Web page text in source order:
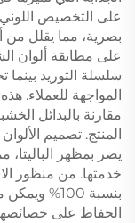
على التخصيص
بصرية، مما يقلل من
على مطابقة ألوان
سلسلة التوريد
المواجهة للعملاء.
مقارنة بالبدائل
المنتج. تصميم
يضر بمظهر
خدمتها. من منظور
بنسبة
الحفاظ على خصائصها